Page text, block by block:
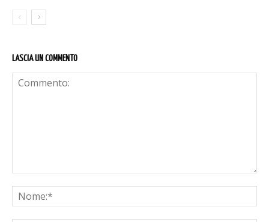
LASCIA UN COMMENTO